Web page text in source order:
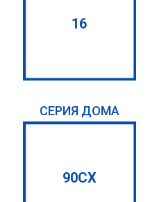
16
СЕРИЯ ДОМА
90СХ